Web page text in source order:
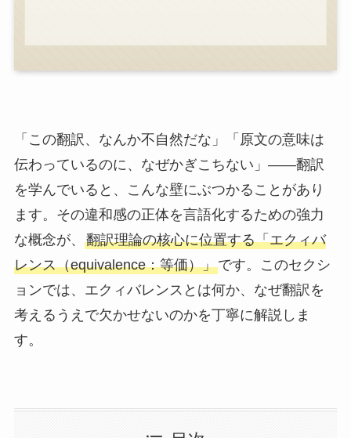
「この翻訳、なんか不自然だな」「原文の意味は
伝わっているのに、なぜかぎこちない」——翻訳
を学んでいると、こんな壁にぶつかることがあり
ます。その違和感の正体を言語化するための強力
な概念が、 翻訳理論の核心に位置する「エクィバ
レンス（equivalence：等価）」です。このセクシ
ョンでは、エクィバレンスとは何か、なぜ翻訳を
考えるうえで欠かせないのかを丁寧に解説しま
す。